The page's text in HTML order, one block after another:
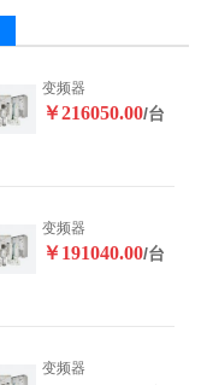
变频器
￥216050.00/台
变频器
￥191040.00/台
变频器